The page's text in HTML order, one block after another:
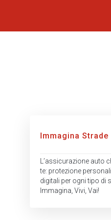
Immagina Strade
L’assicurazione auto
te: protezione
digitali per ogni tipo di
Immagina, Vivi, Vai!